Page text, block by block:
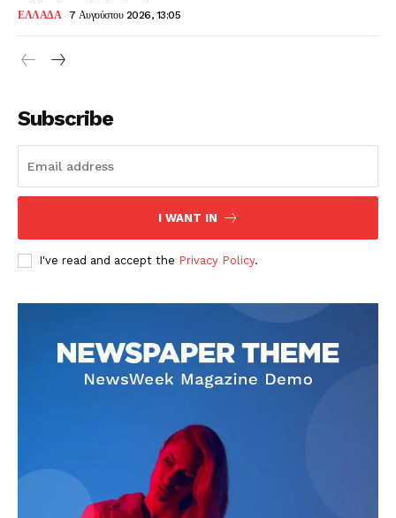
ΕΛΛΑΔΑ 7 Αυγούστου 2026, 13:05
Subscribe
I WANT IN
I've read and accept the Privacy Policy.